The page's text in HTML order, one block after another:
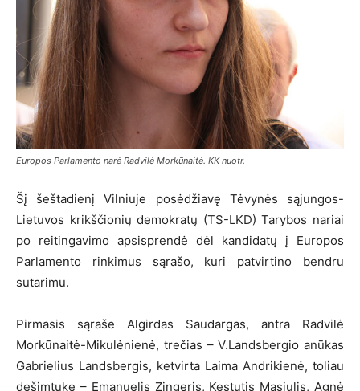
Europos Parlamento narė Radvilė Morkūnaitė. KK nuotr.
Šį šeštadienį Vilniuje posėdžiavę Tėvynės sąjungos-
Lietuvos krikščionių demokratų (TS-LKD) Tarybos nariai
po reitingavimo apsisprendė dėl kandidatų į Europos
Parlamento rinkimus sąrašo, kuri patvirtino bendru
sutarimu.
Pirmasis sąraše Algirdas Saudargas, antra Radvilė
Morkūnaitė-Mikulėnienė, trečias – V.Landsbergio anūkas
Gabrielius Landsbergis, ketvirta Laima Andrikienė, toliau
dešimtuke – Emanuelis Zingeris, Kęstutis Masiulis, Agnė